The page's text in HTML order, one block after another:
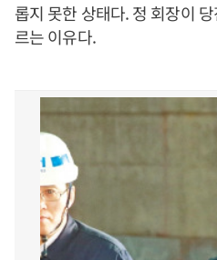
롭지 못한 상태다. 정 회장이
르는 이유다.